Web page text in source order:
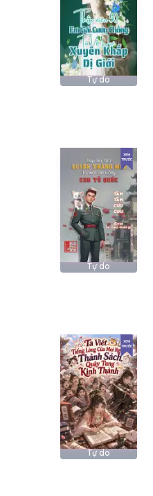
Tự do
Tự do
Tự do